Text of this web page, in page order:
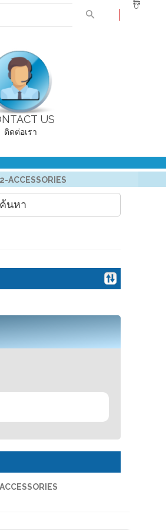
0
US
ติดต่อเรา
ACCESSORIES
นหา